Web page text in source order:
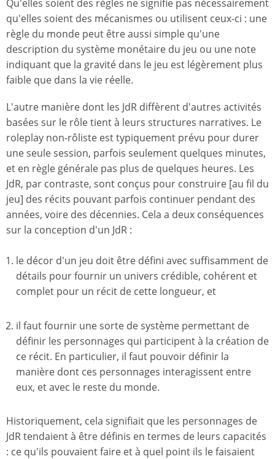
Qu'elles soient des règles ne signifie pas nécessairement
qu'elles soient des mécanismes ou utilisent ceux-ci : une
règle du monde peut être aussi simple qu'une
description du système monétaire du jeu ou une note
indiquant que la gravité dans le jeu est légèrement plus
faible que dans la vie réelle.
L'autre manière dont les JdR diffèrent d'autres activités
basées sur le rôle tient à leurs structures narratives. Le
roleplay non-rôliste est typiquement prévu pour durer
une seule session, parfois seulement quelques minutes,
et en règle générale pas plus de quelques heures. Les
JdR, par contraste, sont conçus pour construire [au fil du
jeu] des récits pouvant parfois continuer pendant des
années, voire des décennies. Cela a deux conséquences
sur la conception d'un JdR :
le décor d'un jeu doit être défini avec suffisamment de
détails pour fournir un univers crédible, cohérent et
complet pour un récit de cette longueur, et
il faut fournir une sorte de système permettant de
définir les personnages qui participent à la création de
ce récit. En particulier, il faut pouvoir définir la
manière dont ces personnages interagissent entre
eux, et avec le reste du monde.
Historiquement, cela signifiait que les personnages de
JdR tendaient à être définis en termes de leurs capacités
: ce qu'ils pouvaient faire et à quel point ils le faisaient